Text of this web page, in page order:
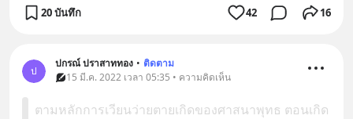
20 บันทึก 42 16
ป
ปกรณ์ ปราสาททอง • ติดตาม
15 มี.ค. 2022 เวลา 05:35 • ความคิดเห็น
ตามหลักการเวียนว่ายตายเกิดของศาสนาพุทธ ตอนเกิด